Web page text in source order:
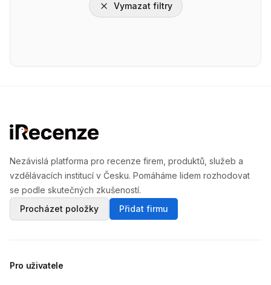
Vymazat filtry
Nezávislá platforma pro recenze firem, produktů, služeb a
vzdělávacích institucí v Česku. Pomáháme lidem rozhodovat
se podle skutečných zkušeností.
Procházet položky
Přidat firmu
Pro uživatele